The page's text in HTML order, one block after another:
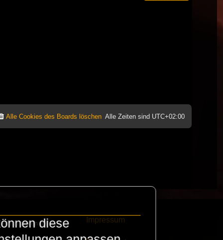
Alle Zeiten sind UTC+02:00
Alle Cookies des Boards löschen
finanzieren die
Impressum
diese